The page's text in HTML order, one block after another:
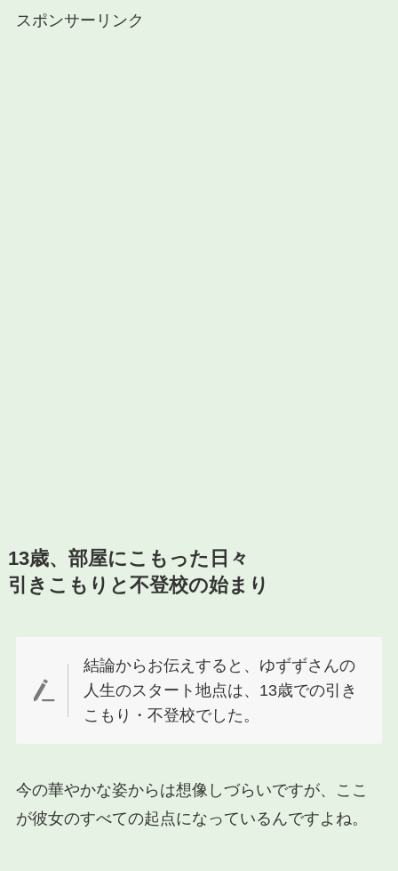
スポンサーリンク
13歳、部屋にこもった日々
引きこもりと不登校の始まり
結論からお伝えすると、ゆずずさんの
人生のスタート地点は、13歳での引き
こもり・不登校でした。
今の華やかな姿からは想像しづらいですが、ここ
が彼女のすべての起点になっているんですよね。